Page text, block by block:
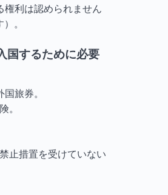
利は認められません
。
国するために必要
旅券。
。
止措置を受けていない